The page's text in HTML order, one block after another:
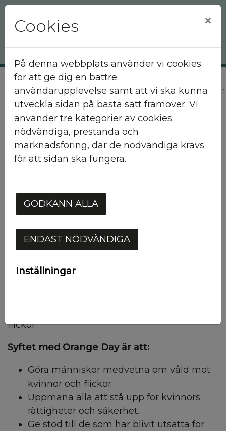
Hem Nyhetsarkiv Orange Day 25 november
Orange Day 25
november
orange tröjor den 22 november och den 25
november för att uppmärksamma Orange
stoppa våld mot kvinnor och flickor.
uppmanar hela världen att uppmärksamma
orange en värld fri från våld mot kvinnor och
flickor.
Syftet med Orange Day är att:
Göra människor medvetna om våld mot
kvinnor och flickor.
Uppmana alla att stå upp för kvinnors
rättigheter och säkerhet.
Ge stöd till de som har blivit utsatta för
Cookies ×
På denna webbplats använder vi cookies
för att ge dig en bättre
användarupplevelse samt att vi ska kunna
utveckla sidan på bästa sätt framöver. Vi
använder tre kategorier av cookies;
nödvändiga, prestanda och
marknadsföring, där de nödvändiga krävs
för att sidan ska fungera.
GODKÄNN ALLA
ENDAST NÖDVÄNDIGA
Inställningar